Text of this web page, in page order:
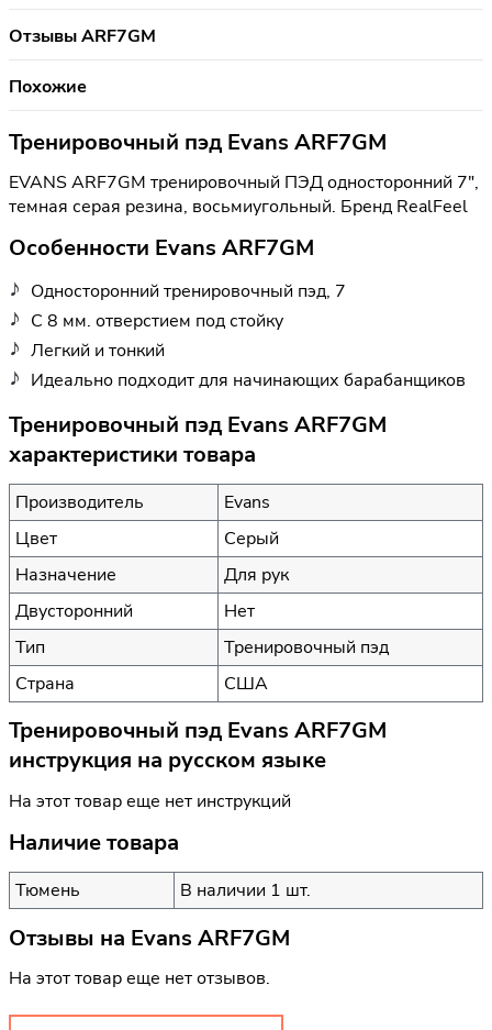
Отзывы ARF7GM
Похожие
Тренировочный пэд Evans ARF7GM
EVANS ARF7GM тренировочный ПЭД односторонний 7",
темная серая резина, восьмиугольный. Бренд RealFeel
Особенности Evans ARF7GM
Односторонний тренировочный пэд, 7
С 8 мм. отверстием под стойку
Легкий и тонкий
Идеально подходит для начинающих барабанщиков
Тренировочный пэд Evans ARF7GM
характеристики товара
Производитель
Evans
Цвет
Серый
Назначение
Для рук
Двусторонний
Нет
Тип
Тренировочный пэд
Страна
США
Тренировочный пэд Evans ARF7GM
инструкция на русском языке
На этот товар еще нет инструкций
Наличие товара
Тюмень В наличии 1 шт.
Отзывы на Evans ARF7GM
На этот товар еще нет отзывов.